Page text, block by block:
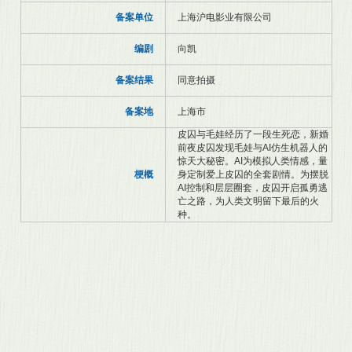
备案单位 上海沪电影业有限公司
编剧 向凯
备案结果 同意拍摄
备案地 上海市
梗概
皮囚与毛娃经历了一段生死恋，新婚
前夜皮囚发现毛娃与AI仿生机器人的
惊天大秘密。AI为模拟人类情感，量
身定制爱上皮囚的全套剧情。为摆脱
AI控制和层层圈套，皮囚开启孤勇逃
亡之路，为人类文明留下最后的火
种。